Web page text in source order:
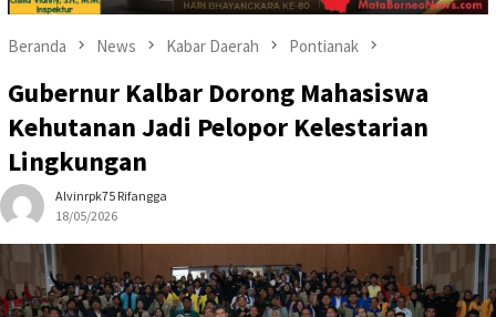
Beranda News Kabar Daerah Pontianak
Gubernur Kalbar Dorong Mahasiswa
Kehutanan Jadi Pelopor Kelestarian
Lingkungan
Alvinrpk75 Rifangga
18/05/2026